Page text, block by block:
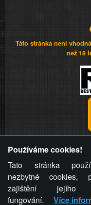
Táto stránka není
než 18
videa a komentáře.
stránky týče, ani
stránku, nemůže z
komentáře pro
provozovateli stránky
Používáme cookies!
Tato stránka
nezbytné cookies,
zajištění jejího
fungování.
Více